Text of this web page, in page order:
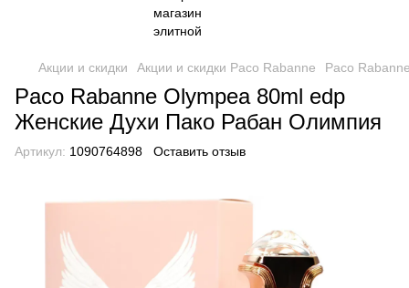
Акции и скидки Акции и скидки Paco Rabanne Paco
Paco Rabanne Olympea 80ml edp
Женские Духи Пако Рабан Олимпия
Артикул: 1090764898 Оставить отзыв